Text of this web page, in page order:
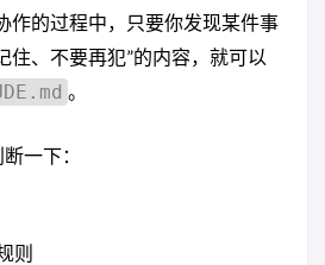
作的过程中，只要你发现某件事
住、不要再犯”的内容，就可以
。
一下：
则